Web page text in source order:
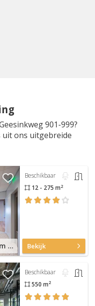
901-999?
uit ons uitgebreide
Joop Geesinkweg 601, Amsterdam Amstel Business Park
Beschikbaar
12 - 275 m2
Bekijk
Beschikbaar
550 m2